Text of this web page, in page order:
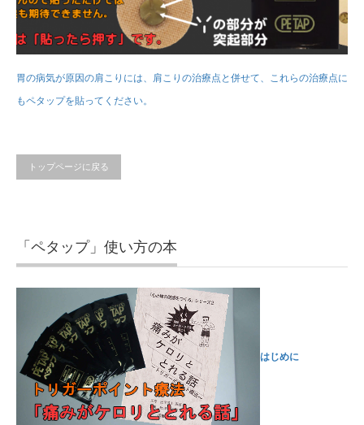
胃の病気が原因の肩こりには、肩こりの治療点と併せて、これらの治療点に
もペタップを貼ってください。
トップページに戻る
「ペタップ」使い方の本
はじめに